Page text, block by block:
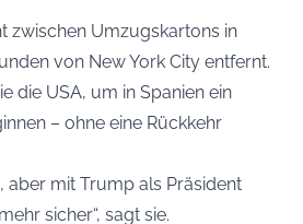
zwischen Umzugskartons in
von New York City entfernt.
die USA, um in Spanien ein
– ohne eine Rückkehr
aber mit Trump als Präsident
sicher“, sagt sie.